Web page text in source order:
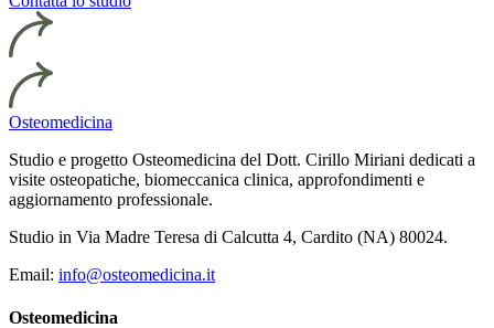
Osteomedicina
Studio e progetto Osteomedicina del Dott. Cirillo Miriani dedicati a
visite osteopatiche, biomeccanica clinica, approfondimenti e
aggiornamento professionale.
Studio in Via Madre Teresa di Calcutta 4, Cardito (NA) 80024.
Email: info@osteomedicina.it
Osteomedicina